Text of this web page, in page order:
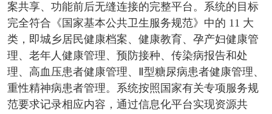
案共享、功能前后无缝连接的完整平台。系统的目标
完全符合《国家基本公共卫生服务规范》中的 11 大
类，即城乡居民健康档案、健康教育、孕产妇健康管
理、老年人健康管理、预防接种、传染病报告和处
理、高血压患者健康管理、Ⅱ型糖尿病患者健康管理、
重性精神病患者管理。系统按照国家有关专项服务规
范要求记录相应内容，通过信息化平台实现资源共